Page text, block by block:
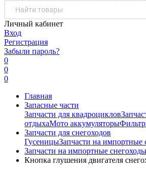
Личный кабинет
Вход
Регистрация
Забыли пароль?
0
0
0
Главная
Запасные части
Запчасти для квадроциклов
отдыхаМото аккумуляторы
Запчасти для снегоходов
ГусеницыЗапчасти на импортные
Запчасти на импортные снегоходы
Кнопка глушения двигателя